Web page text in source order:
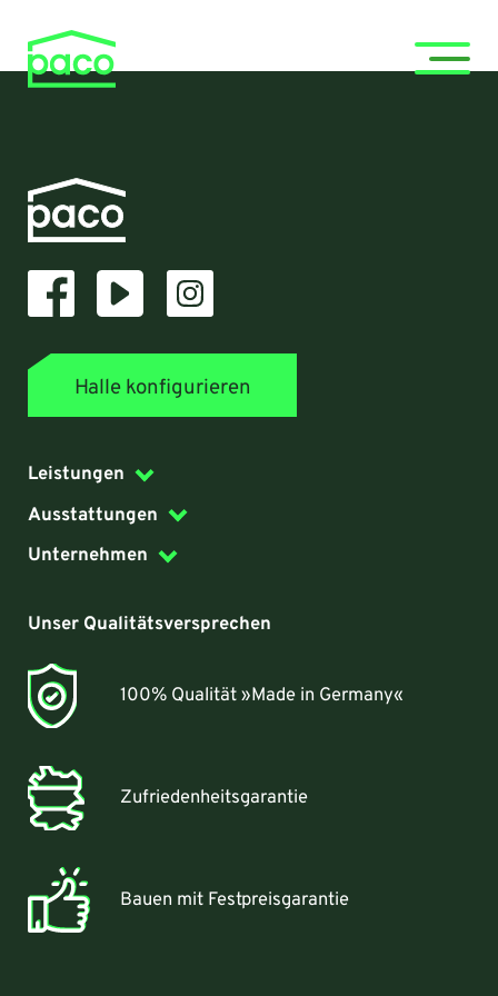
Halle konfigurieren
Leistungen
Ausstattungen
Unternehmen
Unser Qualitätsversprechen
100% Qualität »Made in Germany«
Zufriedenheitsgarantie
Bauen mit Festpreisgarantie